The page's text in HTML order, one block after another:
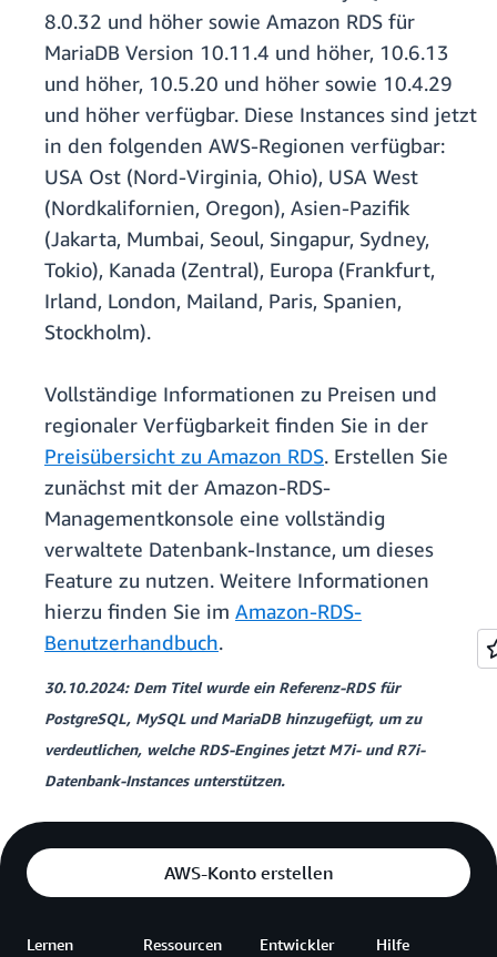
8.0.32 und höher sowie Amazon RDS für
MariaDB Version 10.11.4 und höher, 10.6.13
und höher, 10.5.20 und höher sowie 10.4.29
und höher verfügbar. Diese Instances sind jetzt
in den folgenden AWS-Regionen verfügbar:
USA Ost (Nord-Virginia, Ohio), USA West
(Nordkalifornien, Oregon), Asien-Pazifik
(Jakarta, Mumbai, Seoul, Singapur, Sydney,
Tokio), Kanada (Zentral), Europa (Frankfurt,
Irland, London, Mailand, Paris, Spanien,
Stockholm).
Vollständige Informationen zu Preisen und
regionaler Verfügbarkeit finden Sie in der
Preisübersicht zu Amazon RDS. Erstellen Sie
zunächst mit der Amazon-RDS-
Managementkonsole eine vollständig
verwaltete Datenbank-Instance, um dieses
Feature zu nutzen. Weitere Informationen
hierzu finden Sie im Amazon-RDS-
Benutzerhandbuch.
30.10.2024: Dem Titel wurde ein Referenz-RDS für
PostgreSQL, MySQL und MariaDB hinzugefügt, um zu
verdeutlichen, welche RDS-Engines jetzt M7i- und R7i-
Datenbank-Instances unterstützen.
AWS-Konto erstellen
Lernen Ressourcen Entwickler Hilfe